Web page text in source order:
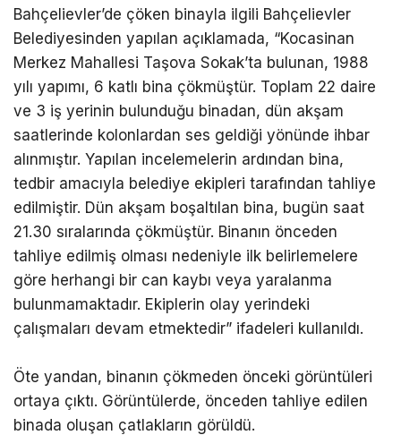
Bahçelievler’de çöken binayla ilgili Bahçelievler
Belediyesinden yapılan açıklamada, “Kocasinan
Merkez Mahallesi Taşova Sokak’ta bulunan, 1988
yılı yapımı, 6 katlı bina çökmüştür. Toplam 22 daire
ve 3 iş yerinin bulunduğu binadan, dün akşam
saatlerinde kolonlardan ses geldiği yönünde ihbar
alınmıştır. Yapılan incelemelerin ardından bina,
tedbir amacıyla belediye ekipleri tarafından tahliye
edilmiştir. Dün akşam boşaltılan bina, bugün saat
21.30 sıralarında çökmüştür. Binanın önceden
tahliye edilmiş olması nedeniyle ilk belirlemelere
göre herhangi bir can kaybı veya yaralanma
bulunmamaktadır. Ekiplerin olay yerindeki
çalışmaları devam etmektedir” ifadeleri kullanıldı.
Öte yandan, binanın çökmeden önceki görüntüleri
ortaya çıktı. Görüntülerde, önceden tahliye edilen
binada oluşan çatlakların görüldü.